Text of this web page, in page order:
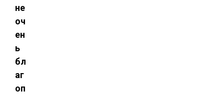
не
оч
ен
ь
бл
аг
оп